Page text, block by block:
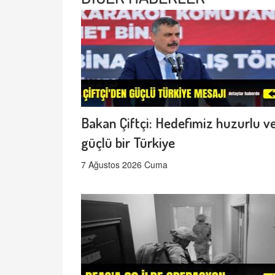
Bakan Çiftçi: Hedefimiz huzurlu
güçlü bir Türkiye
7 Ağustos 2026 Cuma